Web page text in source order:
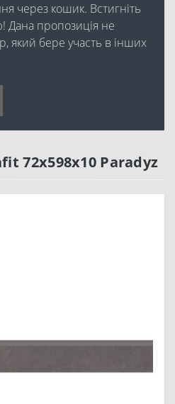
через кошик. Встигніть
Дана пропозиція не
який бере участь в інших
72x598x10 Paradyz